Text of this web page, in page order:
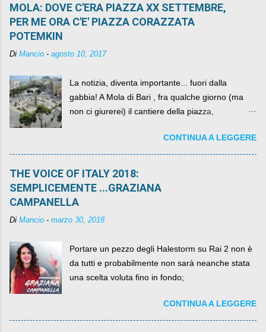
MOLA: DOVE C'ERA PIAZZA XX SETTEMBRE,
PER ME ORA C'E' PIAZZA CORAZZATA
POTEMKIN
Di Mancio - agosto 10, 2017
La notizia, diventa importante... fuori dalla
gabbia! A Mola di Bari , fra qualche giorno (ma
non ci giurerei) il cantiere della piazza,
per un numero esorbitante di mesi, non ci sarà
più. C'era una volta Piazza XX Settembre ,
CONTINUA A LEGGERE
THE VOICE OF ITALY 2018:
SEMPLICEMENTE ...GRAZIANA
CAMPANELLA
Di Mancio - marzo 30, 2018
Portare un pezzo degli Halestorm su Rai 2 non è
da tutti e probabilmente non sarà neanche stata
una scelta voluta fino in fondo;
CONTINUA A LEGGERE